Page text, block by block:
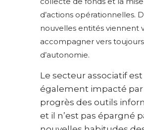
d’actions opérationnelles.
nouvelles entités viennent
accompagner vers
d’autonomie.
Le secteur associatif est
également impacté par
progrès des outils
et il n’est pas épargné